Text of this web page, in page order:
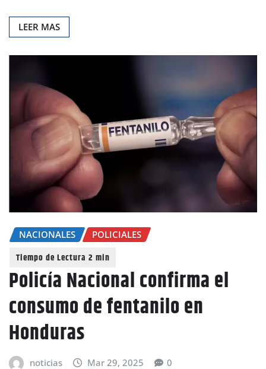
LEER MAS
NACIONALES POLICIALES
Policía Nacional confirma el
consumo de fentanilo en
Honduras
noticias Mar 29, 2025 0